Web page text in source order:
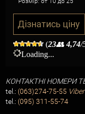
Дізнатись ціну
(23👥 4,74/
Loading...
КОНТАКТНІ НОМЕРИ
tel.: (063)274-75-55 Viber
tel.: (095) 311-55-74